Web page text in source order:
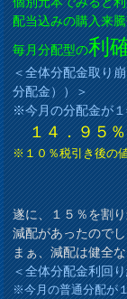
配当込みの購入来
毎月分配型の利
＜全体分配金取り
分配金））＞
※今月の分配金が
１４．９５
※１０％税引き後の
遂に、１５％を割
減配があったので
まぁ、減配は健全
＜全体分配金利回
※今月の普通分配が